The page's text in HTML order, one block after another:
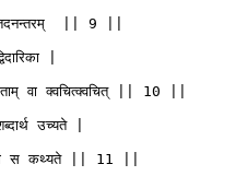
तदनन्तरम्  || 9 ||
|
वा क्वचित्क्वचित् || 10 ||
उच्यते |
स कथ्यते || 11 ||